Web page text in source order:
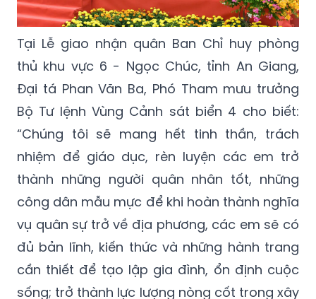
Tại Lễ giao nhận quân Ban Chỉ huy phòng
thủ khu vực 6 - Ngọc Chúc, tỉnh An Giang,
Đại tá Phan Văn Ba, Phó Tham mưu trưởng
Bộ Tư lệnh Vùng Cảnh sát biển 4 cho biết:
“Chúng tôi sẽ mang hết tinh thần, trách
nhiệm để giáo dục, rèn luyện các em trở
thành những người quân nhân tốt, những
công dân mẫu mực để khi hoàn thành nghĩa
vụ quân sự trở về địa phương, các em sẽ có
đủ bản lĩnh, kiến thức và những hành trang
cần thiết để tạo lập gia đình, ổn định cuộc
sống; trở thành lực lượng nòng cốt trong xây